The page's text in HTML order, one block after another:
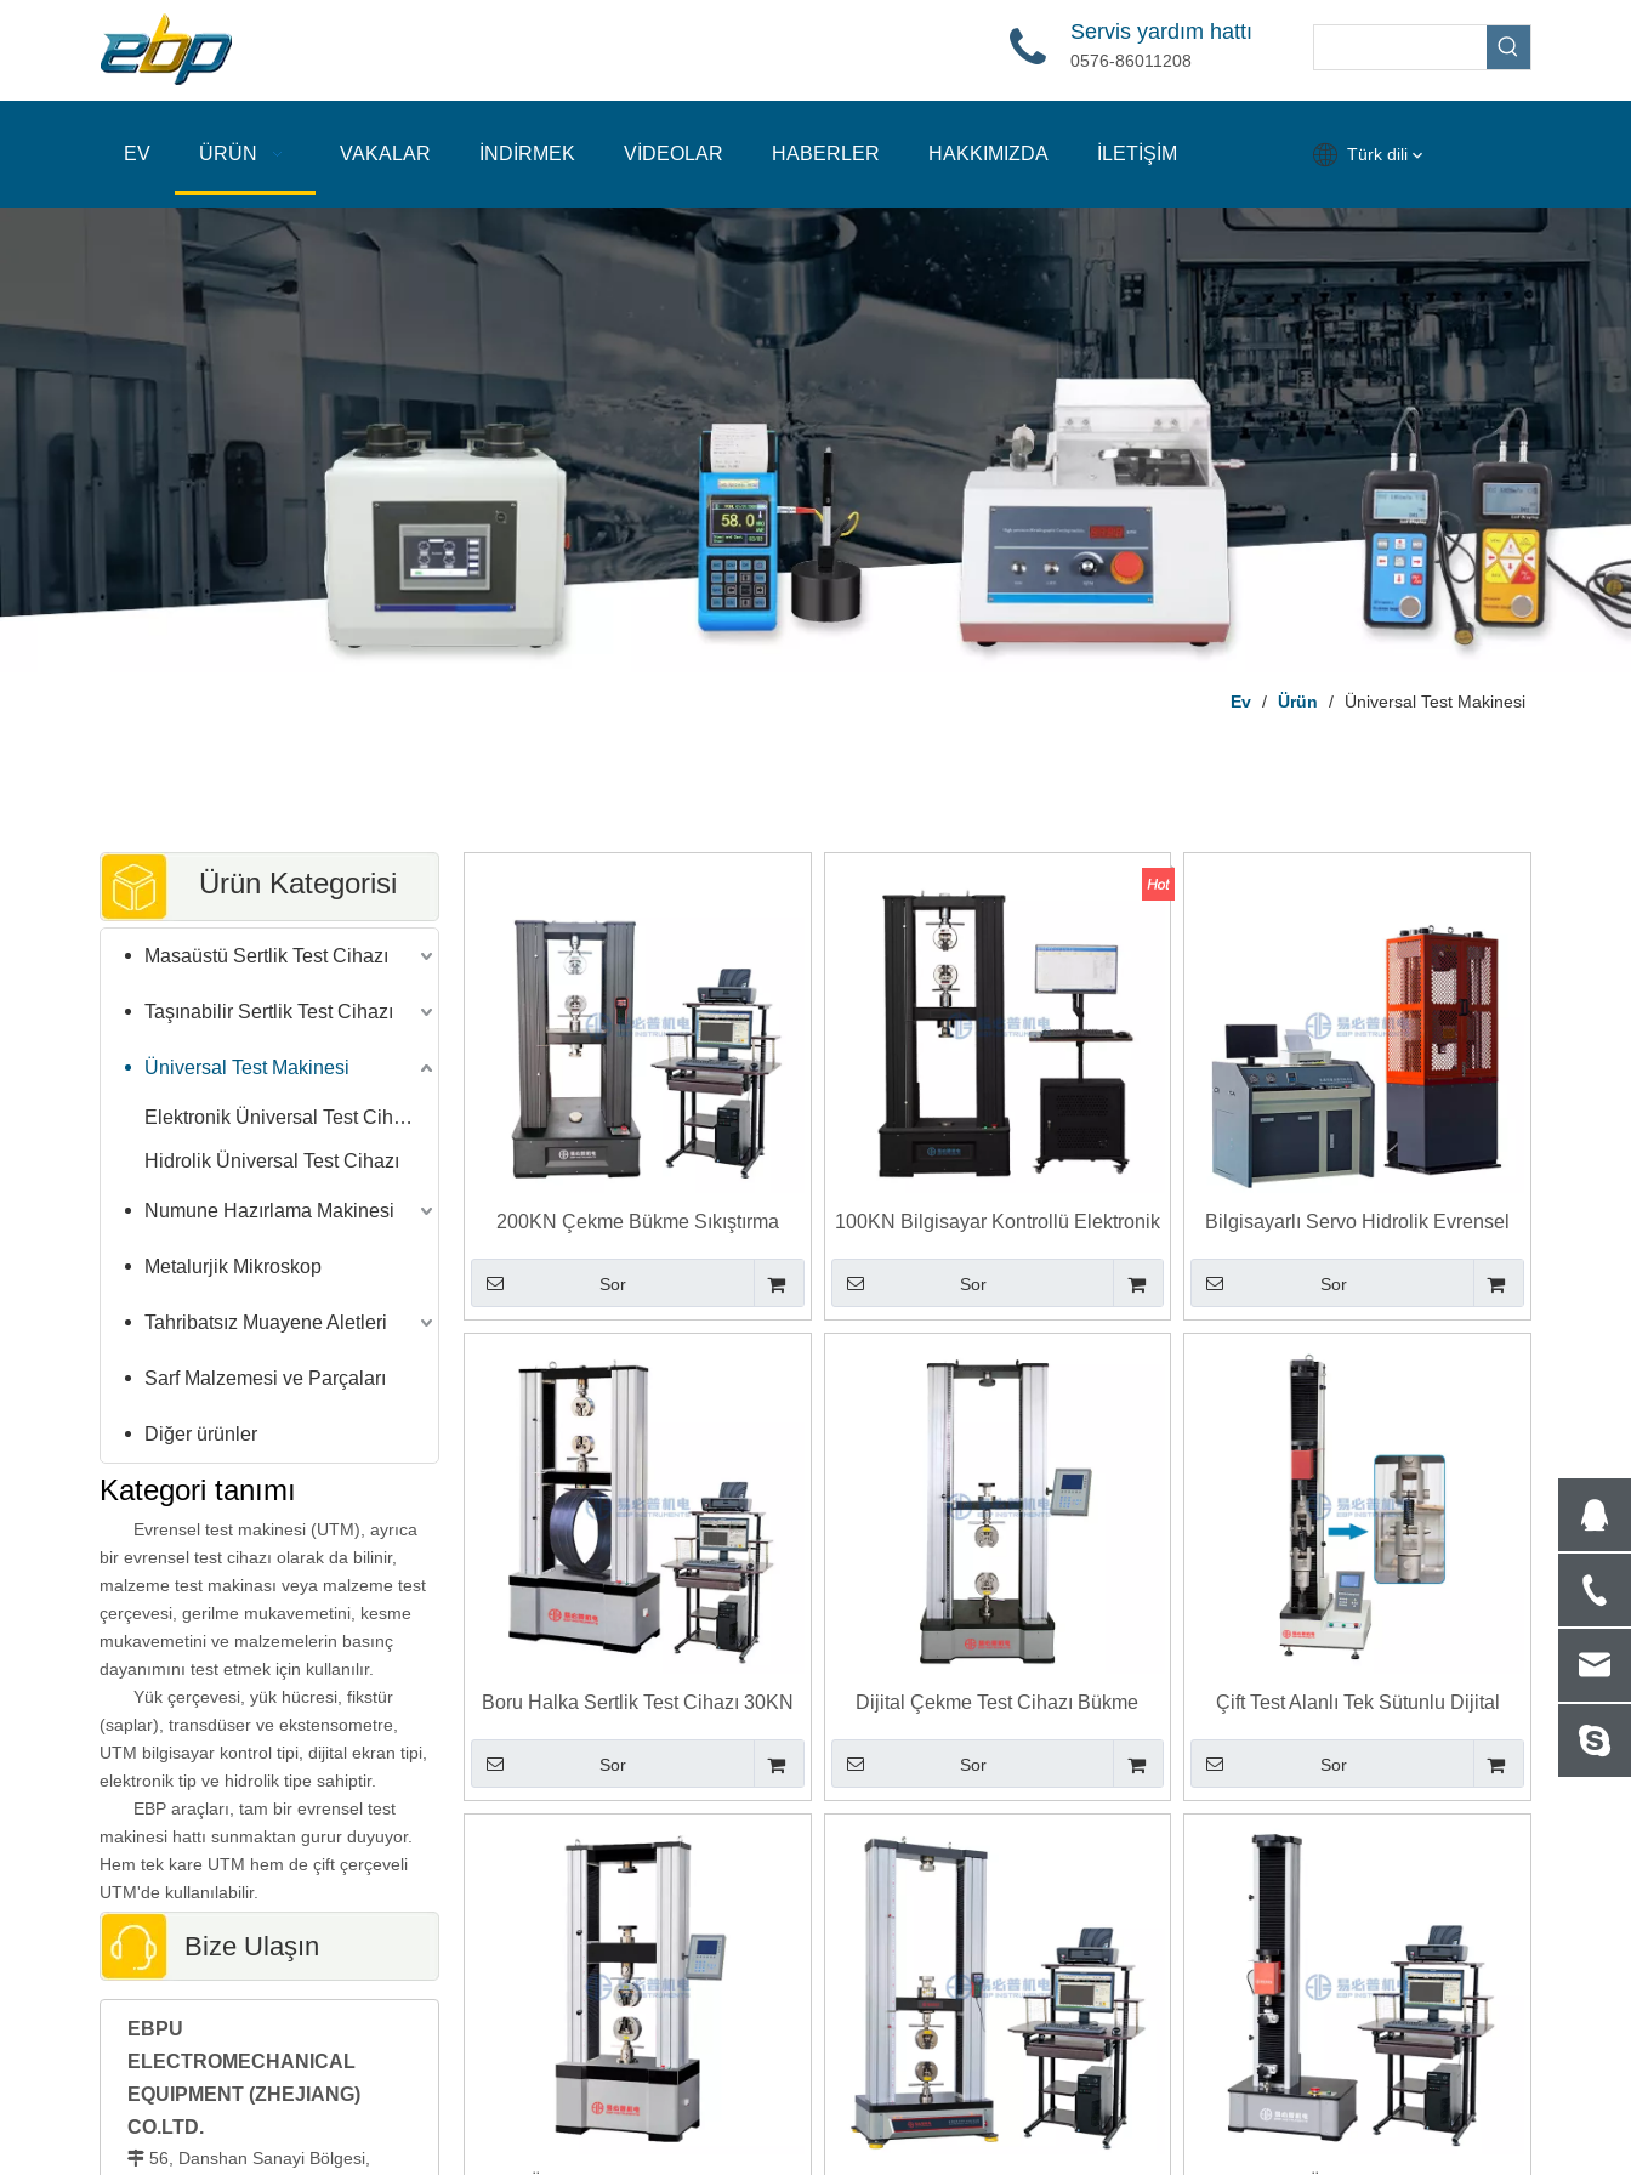
Servis yardım hattı
0576-86011208
EV ÜRÜN VAKALAR İNDİRMEK VİDEOLAR HABERLER HAKKIMIZDA İLETİŞİM Türk dili
Ev / Ürün / Üniversal Test Makinesi
Ürün Kategorisi
Masaüstü Sertlik Test Cihazı
Taşınabilir Sertlik Test Cihazı
Üniversal Test Makinesi
Elektronik Üniversal Test Cihazı
Hidrolik Üniversal Test Cihazı
Numune Hazırlama Makinesi
Metalurjik Mikroskop
Tahribatsız Muayene Aletleri
Sarf Malzemesi ve Parçaları
Diğer ürünler
Kategori tanımı
Evrensel test makinesi (UTM), ayrıca
bir evrensel test cihazı olarak da bilinir,
malzeme test makinası veya malzeme test
çerçevesi, gerilme mukavemetini, kesme
mukavemetini ve malzemelerin basınç
dayanımını test etmek için kullanılır.
Yük çerçevesi, yük hücresi, fikstür
(saplar), transdüser ve ekstensometre,
UTM bilgisayar kontrol tipi, dijital ekran tipi,
elektronik tip ve hidrolik tipe sahiptir.
EBP araçları, tam bir evrensel test
makinesi hattı sunmaktan gurur duyuyor.
Hem tek kare UTM hem de çift çerçeveli
UTM'de kullanılabilir.
Bize Ulaşın
EBPU
ELECTROMECHANICAL
EQUIPMENT (ZHEJIANG)
CO.LTD.
 56, Danshan Sanayi Bölgesi,
200KN Çekme Bükme Sıkıştırma
Elektronik Üniversal Test Makinesi
Sor
100KN Bilgisayar Kontrollü Elektronik
Üniversal Test Makinesi
Sor
Bilgisayarlı Servo Hidrolik Evrensel
Test Makinesi 300kn - 2000kn
Sor
Boru Halka Sertlik Test Cihazı 30KN
50KN 100KN 200KN 300KN
Sor
Dijital Çekme Test Cihazı Bükme
Sıkıştırma Kesme Testi
Sor
Çift Test Alanlı Tek Sütunlu Dijital
Elektronik Üniversal Test Cihazı
Sor